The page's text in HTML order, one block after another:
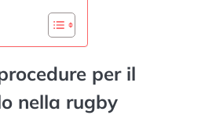
per il
nella rugby